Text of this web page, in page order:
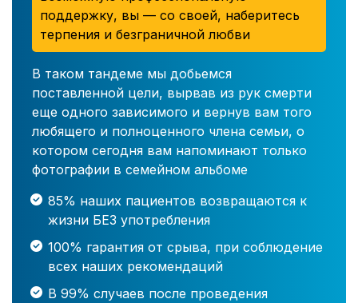
поддержку, вы — со своей, наберитесь
терпения и безграничной любви
В таком тандеме мы добьемся
поставленной цели, вырвав из рук смерти
еще одного зависимого и вернув вам того
любящего и полноценного члена семьи, о
котором сегодня вам напоминают только
фотографии в семейном альбоме
85% наших пациентов возвращаются к
жизни БЕЗ употребления
100% гарантия от срыва, при соблюдение
всех наших рекомендаций
В 99% случаев после проведения